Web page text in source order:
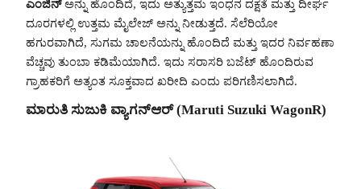
ಎಂಜಿನ್ಅನ್ನು ಹೊಂದಿದೆ, ಇದು ಅತ್ಯುತ್ತಮ ಇಂಧನ ದಕ್ಷತೆ ಮತ್ತು ದೀರ್ಘ
ದೂರಗಳಲ್ಲಿ ಉತ್ತಮ ಮೈಲೇಜ್ ಅನ್ನು ನೀಡುತ್ತದೆ. ಸೆಲೆರಿಯೋ
ಹಗುರವಾಗಿದೆ, ಸುಗಮ ಚಾಲನೆಯನ್ನು ಹೊಂದಿದೆ ಮತ್ತು ಇದರ ನಿರ್ವಹಣಾ
ವೆಚ್ಚವು ತುಂಬಾ ಕಡಿಮೆಯಾಗಿದೆ. ಇದು ಸರಾಸರಿ ಬಜೆಟ್ ಹೊಂದಿರುವ
ಗ್ರಾಹಕರಿಗೆ ಅತ್ಯಂತ ಸೂಕ್ತವಾದ ಖರೀದಿ ಎಂದು ಪರಿಗಣಿಸಲಾಗಿದೆ.
ಮಾರುತಿ ಸುಜುಕಿ ವ್ಯಾಗನ್ಆರ್ (Maruti Suzuki WagonR)